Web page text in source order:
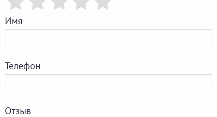
Имя
Телефон
Отзыв